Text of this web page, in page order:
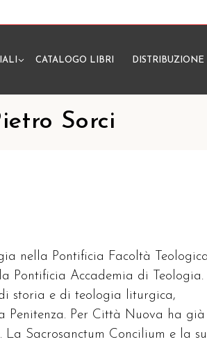
CATALOGO LIBRI DISTRIBUZIONE
Sorci
nella Pontificia Facoltà
Pontificia Accademia di Teologia.
storia e di teologia liturgica,
Penitenza. Per Città Nuova ha già
Sacrosanctum Concilium e la